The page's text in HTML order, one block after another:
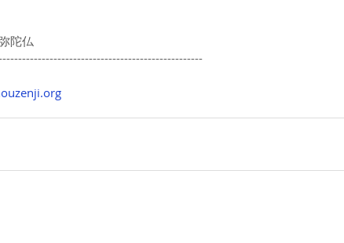
陀仏